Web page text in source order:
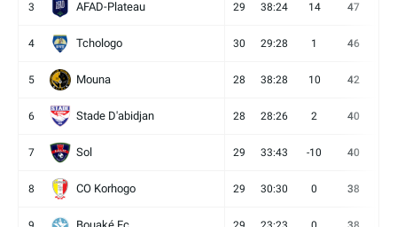
3 AFAD-Plateau 29 38:24 14 47
4 Tchologo 30 29:28 1 46
5 Mouna 28 38:28 10 42
6 Stade D'abidjan 28 28:26 2 40
7 Sol 29 33:43 -10 40
8 CO Korhogo 29 30:30 0 38